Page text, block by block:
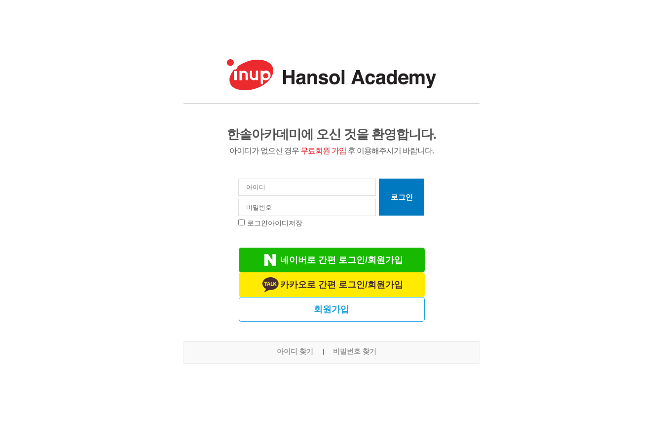
한솔아카데미에 오신 것을 환영합니다.
아이디가 없으신 경우 무료회원 가입 후 이용해주시기 바랍니다.
로그인
로그인아이디저장
네이버로 간편 로그인/회원가입
카카오로 간편 로그인/회원가입
회원가입
아이디 찾기 비밀번호 찾기